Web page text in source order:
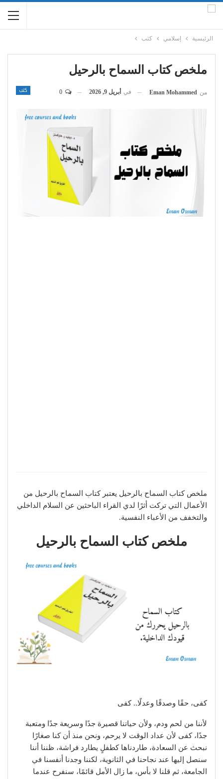
الرئيسية إسلامي كتب
ملخص كتاب السماح بالرحيل
كتب من Eman Mohammed في أبريل 9, 2026
ملخص كتاب السماح بالرحيل يعتبر كتاب السماح بالرحيل من
الأعمال التي تركت أثرًا لدي القراء الباحثين عن السلام الداخلي
والتخفف من الأعباء النفسية.
ملخص كتاب السماح بالرحيل
كفى، حقًا وصدقًا وعدلًا.. كفى
لأننا من لحم ودم، ولأن حياتنا قصيرة جدًا وسريعة جدًا ومتعبة
جدًا، كفى لأن عداد الوقت لا يرحم، ونحن منذ أن كنا صغارًا
نبحث عن السعادة، طاردناها كطفلٍ يطارد فراشة، ظننا أننا
سنصل إليها عند نجاحنا في الثانوية، لكننا وجدنا أنفسنا في
الجامعة، ثم قلنا لا بأس، ما زال الأمل قائمًا، سنفرح عندما